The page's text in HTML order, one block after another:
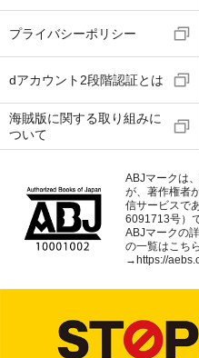
プライバシーポリシー
dアカウント2段階認証とは
海賊版に関する取り組みに
ついて
ABJマークは
が、著作権者
信サービスで
6091713号）
ABJマークの
の一覧はこちら
→https://